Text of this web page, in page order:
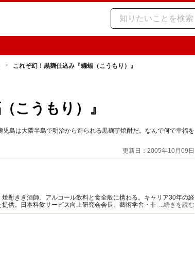
これぞ幻！黒麹仕込み『蝙蝠（こうもり）』
こうもり）』
島は大隈半島で明治から造られる黒麹芋焼酎だ。なんで何で幸福を
更新日：2005年10月09日
酎きき酒師。アルコール飲料と食全般に携わる。キャリア30年の経
供。日本料飲サービス向上研究会会長。藝術学舎・非常勤講師。著
（SAKE女の会）代表理事。
...続きを読む